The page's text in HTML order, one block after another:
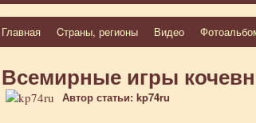
Перейти
содержимому
Главная Cтраны, регионы Видео
Всемирные игры
Автор статьи: kp74ru